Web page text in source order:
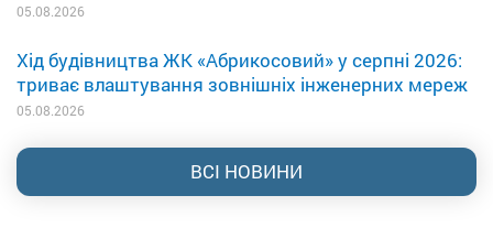
05.08.2026
Хід будівництва ЖК «Абрикосовий» у серпні 2026:
триває влаштування зовнішніх інженерних мереж
05.08.2026
ВСІ НОВИНИ